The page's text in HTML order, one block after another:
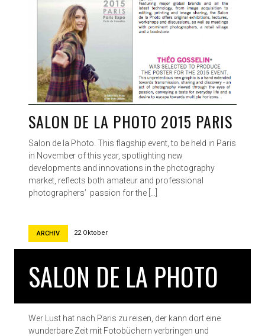
SALON DE LA PHOTO 2015 PARIS
Salon de la Photo. This flagship event, to be held in Paris
in November of this year, spotlighting new
developments and innovations in the photography
market, reflects both amateur and professional
photographers’ passion for the […]
ARCHIV 22 Oktober
SALON DE LA PHOTO
Wer Lust hat nach Paris zu reisen, der kann dort eine
wunderbare Zeit mit Fotobüchern verbringen und